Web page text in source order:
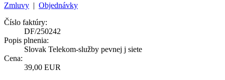
Zmluvy | Objednávky
Číslo faktúry:
DF/250242
Popis plnenia:
Slovak Telekom-služby pevnej j siete
Cena:
39,00 EUR